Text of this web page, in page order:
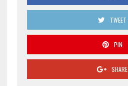
TWEET
PIN
SHARE